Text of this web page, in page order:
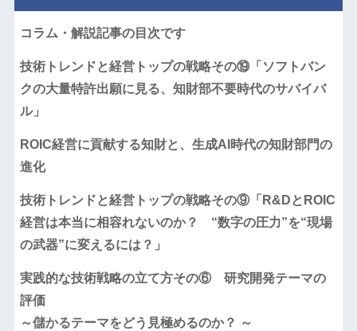
コラム・解説記事の目次です
技術トレンドと経営トップの戦略その⑲「ソフトバン
クの大量特許出願に見る、知財部不要時代のサバイバ
ル」
ROIC経営に貢献する知財と、生成AI時代の知財部門の
進化
技術トレンドと経営トップの戦略その⑨「R&DとROIC
経営は本当に相容れないのか？ “数字の圧力”を“現場
の武器”に変えるには？」
実践的な技術戦略の立て方その⑥ 研究開発テーマの
評価
～儲かるテーマをどう見極めるのか？ ～